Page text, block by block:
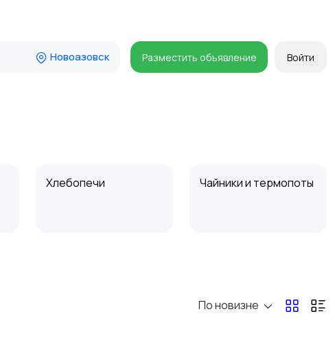
Новоазовск Разместить объявление Войти
Хлебопечи Чайники и термопоты
По новизне